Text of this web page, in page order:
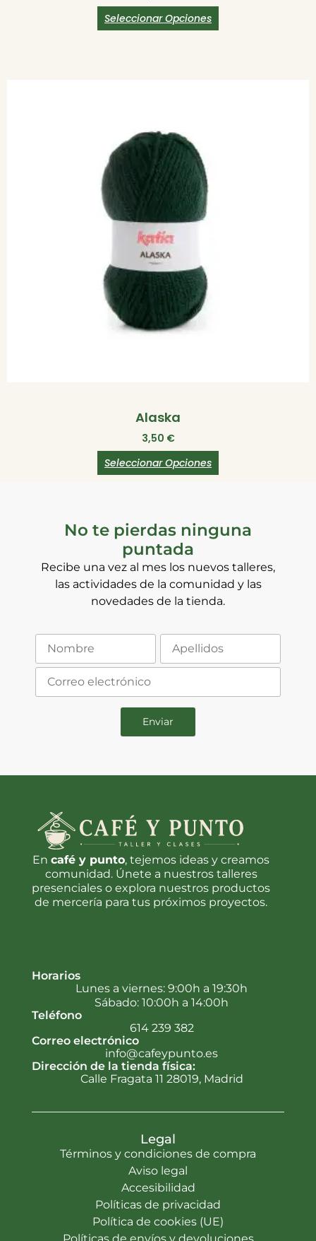
Seleccionar Opciones
Alaska
3,50 €
Seleccionar Opciones
No te pierdas ninguna
puntada
Recibe una vez al mes los nuevos talleres,
las actividades de la comunidad y las
novedades de la tienda.
En café y punto, tejemos ideas y creamos
comunidad. Únete a nuestros talleres
presenciales o explora nuestros productos
de mercería para tus próximos proyectos.
Horarios
Lunes a viernes: 9:00h a 19:30h
Sábado: 10:00h a 14:00h
Teléfono
614 239 382
Correo electrónico
info@cafeypunto.es
Dirección de la tienda física:
Calle Fragata 11 28019, Madrid
Legal
Términos y condiciones de compra
Aviso legal
Accesibilidad
Políticas de privacidad
Política de cookies (UE)